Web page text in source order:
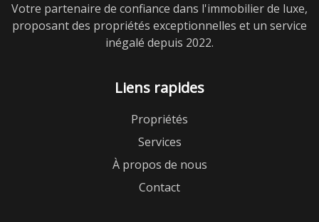
Votre partenaire de confiance dans l'immobilier de luxe,
proposant des propriétés exceptionnelles et un service
inégalé depuis 2022.
Liens rapides
Propriétés
Services
À propos de nous
Contact